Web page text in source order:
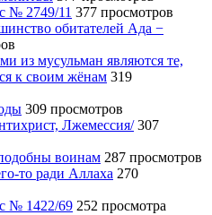
№ 2749/11 377 просмотров
обитателей Ада −
из мусульман являются те,
к своим жёнам 319
309 просмотров
Лжемессия/ 307
воинам 287 просмотров
то ради Аллаха 270
№ 1422/69 252 просмотра